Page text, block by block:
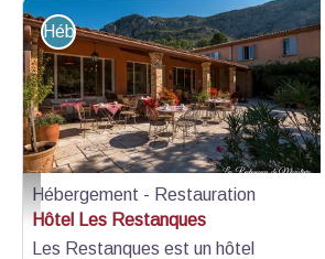
Grande terrasse ensoleillée - Les Restanques
Hébergement - Restauration
Hébergement - Restauration
Hôtel Les Restanques
Les Restanques est un hôtel